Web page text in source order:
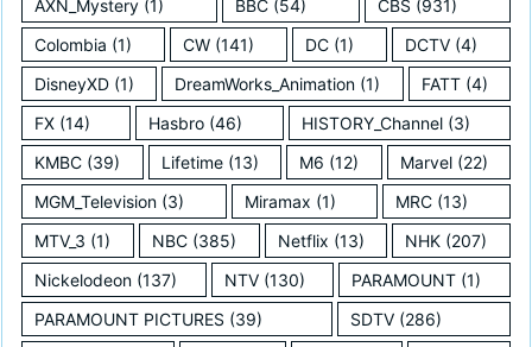
AXN_Mystery (1) BBC (54) CBS (931)
Colombia (1) CW (141) DC (1) DCTV (4)
DisneyXD (1) DreamWorks_Animation (1) FATT(4)
FX (14) Hasbro (46) HISTORY_Channel(3)
KMBC (39) Lifetime(13) M6 (12) Marvel(22)
MGM_Television (3) Miramax (1) MRC (13)
MTV_3 (1) NBC(385) Netflix (13) NHK (207)
Nickelodeon (137) NTV(130) PARAMOUNT (1)
PARAMOUNT PICTURES (39) SDTV(286)